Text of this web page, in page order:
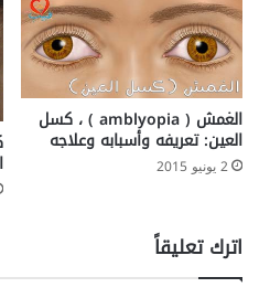
الغمش ( amblyopia ) ، كسل
العين: تعريفه وأسبابه وعلاجه
2 يونيو 2015
اترك تعليقاً